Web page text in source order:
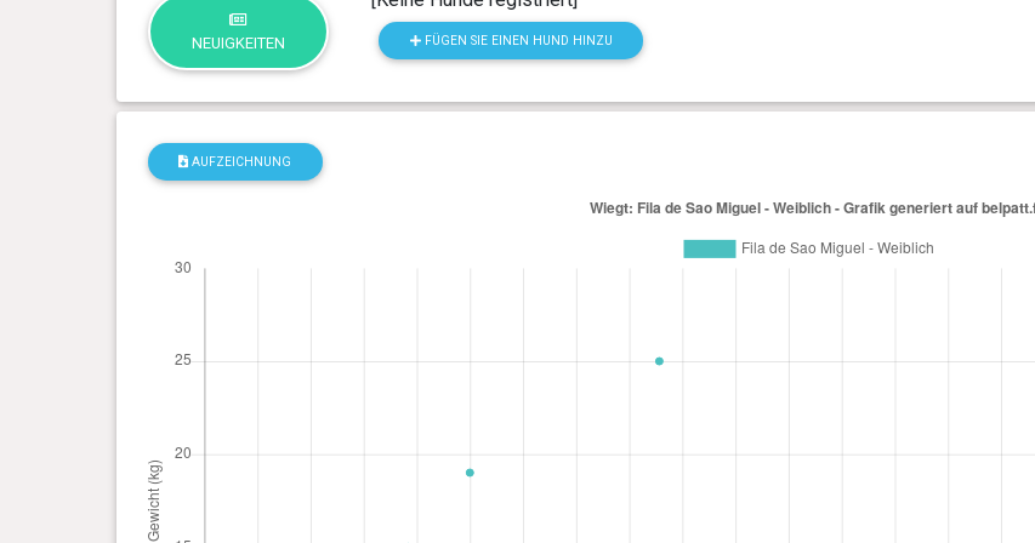
NEUIGKEITEN FÜGEN SIE EINEN HUND HINZU
AUFZEICHNUNG